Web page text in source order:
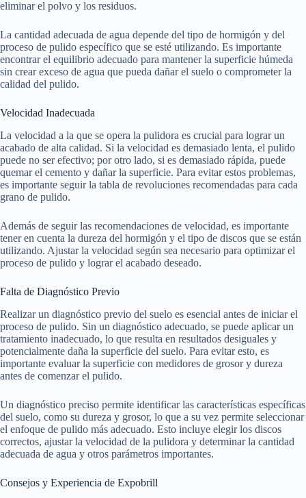
eliminar el polvo y los residuos.
La cantidad adecuada de agua depende del tipo de hormigón y del
proceso de pulido específico que se esté utilizando. Es importante
encontrar el equilibrio adecuado para mantener la superficie húmeda
sin crear exceso de agua que pueda dañar el suelo o comprometer la
calidad del pulido.
Velocidad Inadecuada
La velocidad a la que se opera la pulidora es crucial para lograr un
acabado de alta calidad. Si la velocidad es demasiado lenta, el pulido
puede no ser efectivo; por otro lado, si es demasiado rápida, puede
quemar el cemento y dañar la superficie. Para evitar estos problemas,
es importante seguir la tabla de revoluciones recomendadas para cada
grano de pulido.
Además de seguir las recomendaciones de velocidad, es importante
tener en cuenta la dureza del hormigón y el tipo de discos que se están
utilizando. Ajustar la velocidad según sea necesario para optimizar el
proceso de pulido y lograr el acabado deseado.
Falta de Diagnóstico Previo
Realizar un diagnóstico previo del suelo es esencial antes de iniciar el
proceso de pulido. Sin un diagnóstico adecuado, se puede aplicar un
tratamiento inadecuado, lo que resulta en resultados desiguales y
potencialmente daña la superficie del suelo. Para evitar esto, es
importante evaluar la superficie con medidores de grosor y dureza
antes de comenzar el pulido.
Un diagnóstico preciso permite identificar las características específicas
del suelo, como su dureza y grosor, lo que a su vez permite seleccionar
el enfoque de pulido más adecuado. Esto incluye elegir los discos
correctos, ajustar la velocidad de la pulidora y determinar la cantidad
adecuada de agua y otros parámetros importantes.
Consejos y Experiencia de Expobrill